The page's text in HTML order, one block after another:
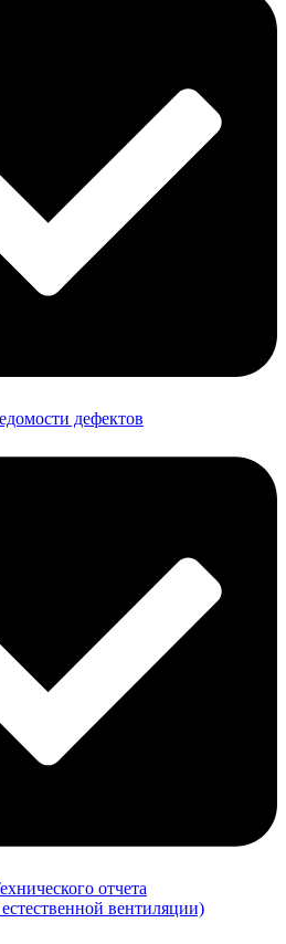
дефектов
отчета
вентиляции)